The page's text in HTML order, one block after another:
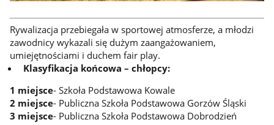
Rywalizacja przebiegała w sportowej atmosferze, a młodzi
zawodnicy wykazali się dużym zaangażowaniem,
umiejętnościami i duchem fair play.
Klasyfikacja końcowa – chłopcy:
1 miejsce- Szkoła Podstawowa Kowale
2 miejsce- Publiczna Szkoła Podstawowa Gorzów Śląski
3 miejsce- Publiczna Szkoła Podstawowa Dobrodzień